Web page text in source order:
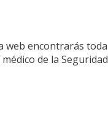
web encontrarás toda
de la Seguridad